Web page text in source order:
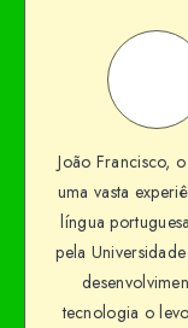
João Francisco,
uma vasta
língua
pela
tecnologia o